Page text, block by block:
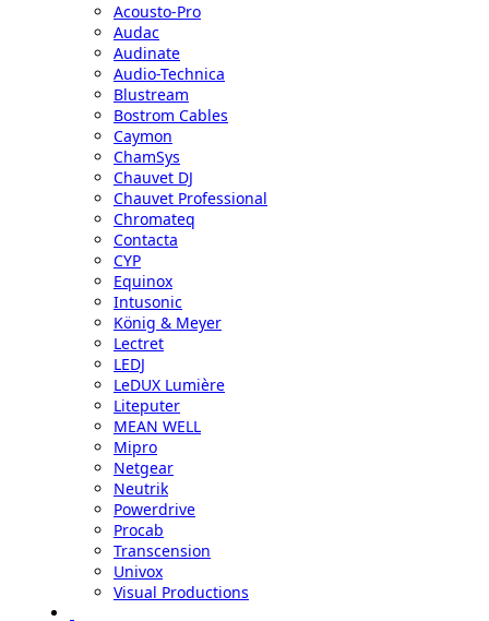
Acousto-Pro
Audac
Audinate
Audio-Technica
Blustream
Bostrom Cables
Caymon
ChamSys
Chauvet DJ
Chauvet Professional
Chromateq
Contacta
CYP
Equinox
Intusonic
König & Meyer
Lectret
LEDJ
LeDUX Lumière
Liteputer
MEAN WELL
Mipro
Netgear
Neutrik
Powerdrive
Procab
Transcension
Univox
Visual Productions